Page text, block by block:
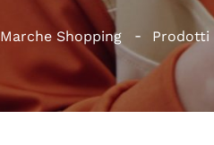
Marche Shopping Prodotti